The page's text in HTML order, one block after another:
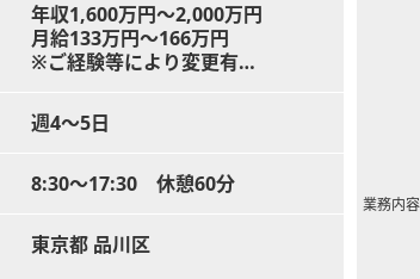
年収1,600万円～2,000万円
月給133万円～166万円
※ご経験等により変更有
日年収2,000万円
週4～5日
8:30～17:30 休憩60分
東京都 品川区
業務内容